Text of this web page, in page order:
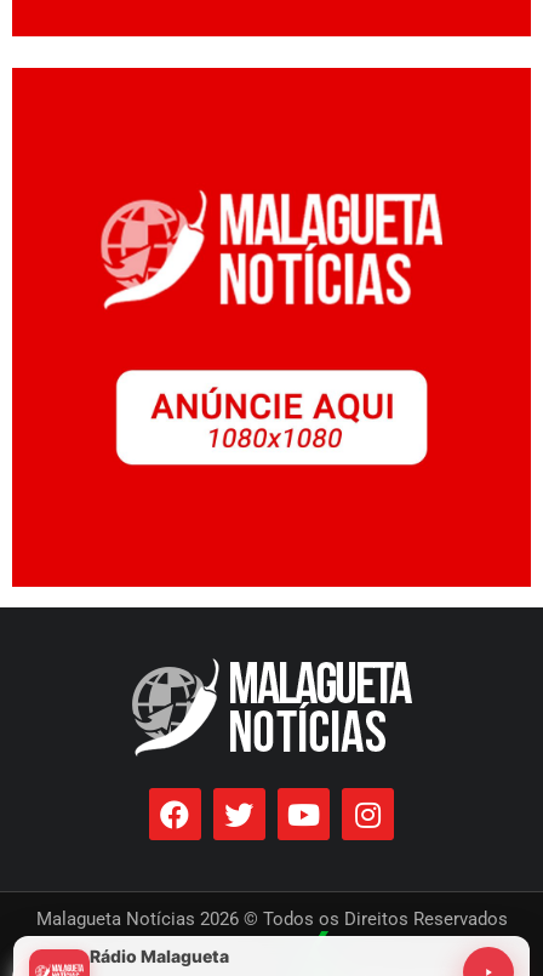
Malagueta Notícias 2026 © Todos os Direitos Reservados
Rádio Malagueta